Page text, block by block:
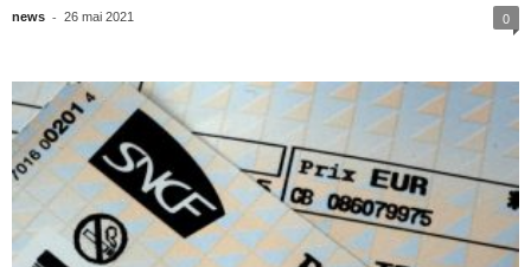
news - 26 mai 2021 0